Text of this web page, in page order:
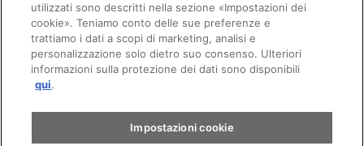
L’ABC dell’elettromobilità
Cos’è il recupero dell’energia, cos’è il
principio dello skateboard? Ecco che
Appuntamento
Giro di prova
Trova un'auto
utilizzati sono descritti nella sezione «Impostazioni dei
cookie». Teniamo conto delle sue preferenze e
trattiamo i dati a scopi di marketing, analisi e
personalizzazione solo dietro suo consenso. Ulteriori
informazioni sulla protezione dei dati sono disponibili
qui.
Impostazioni cookie